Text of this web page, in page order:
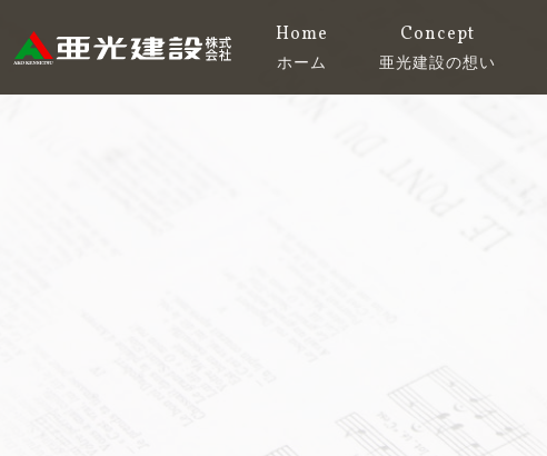
ホーム
Home
亜光建設の想い
Concept